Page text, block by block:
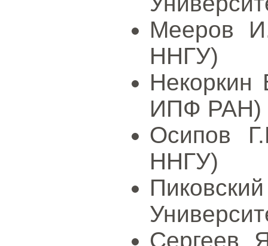
Мееров
ННГУ)
Некоркин
ИПФ РАН)
Осипов
ННГУ)
Сергеев